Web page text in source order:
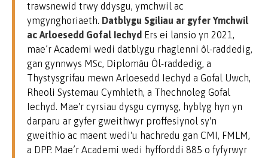
trawsnewid trwy ddysgu, ymchwil ac
ymgynghoriaeth. Datblygu Sgiliau ar gyfer Ymchwil
ac Arloesedd Gofal Iechyd Ers ei lansio yn 2021,
mae’r Academi wedi datblygu rhaglenni ôl-raddedig,
gan gynnwys MSc, Diplomâu Ôl-raddedig, a
Thystysgrifau mewn Arloesedd Iechyd a Gofal Uwch,
Rheoli Systemau Cymhleth, a Thechnoleg Gofal
Iechyd. Mae'r cyrsiau dysgu cymysg, hyblyg hyn yn
darparu ar gyfer gweithwyr proffesiynol sy'n
gweithio ac maent wedi'u hachredu gan CMI, FMLM,
a DPP. Mae’r Academi wedi hyfforddi 885 o fyfyrwyr